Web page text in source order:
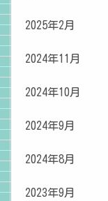
2025年2月
2024年11月
2024年10月
2024年9月
2024年8月
2023年9月